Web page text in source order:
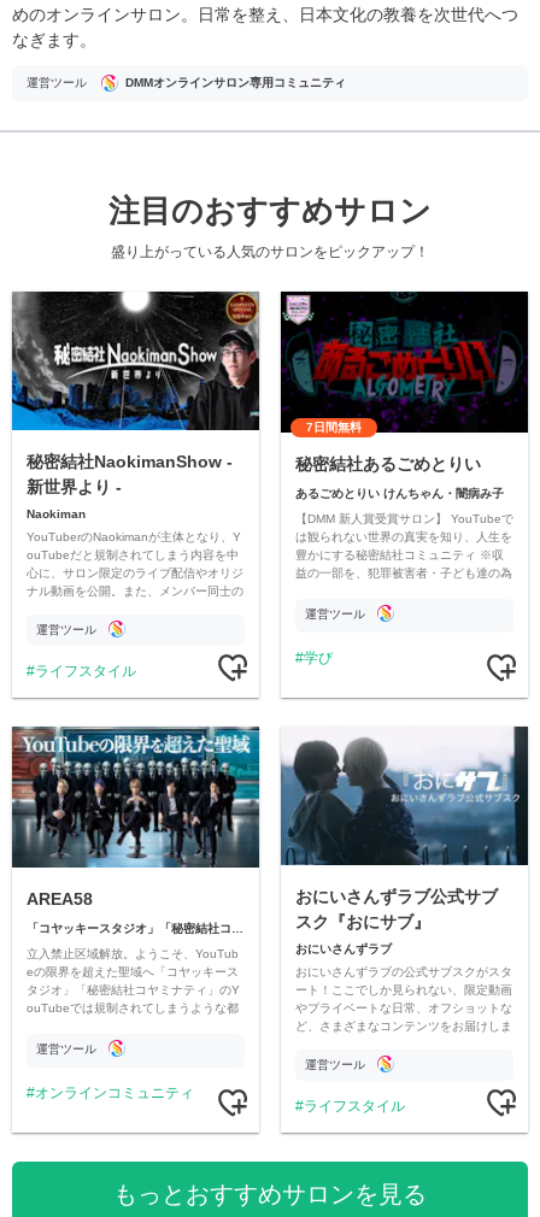
めのオンラインサロン。日常を整え、日本文化の教養を次世代へつ
なぎます。
運営ツール DMMオンラインサロン専用コミュニティ
注目のおすすめサロン
盛り上がっている人気のサロンをピックアップ！
秘密結社NaokimanShow -
新世界より -
Naokiman
YouTuberのNaokimanが主体となり、Y
ouTubeだと規制されてしまう内容を中
心に、サロン限定のライブ配信やオリジ
ナル動画を公開。また、メンバー同士の
ただいています。
運営ツール
ライフスタイル
7日間無料
秘密結社あるごめとりい
あるごめとりい けんちゃん・闇病み子
【DMM 新人賞受賞サロン】 YouTubeで
は観られない世界の真実を知り、人生を
豊かにする秘密結社コミュニティ ※収
益の一部を、犯罪被害者・子ども達の為
す運営ツール
学び
AREA58
立入禁止区域解放。ようこそ、YouTub
eの限界を超えた聖域へ「コヤッキース
タジオ」「秘密結社コヤミナティ」のY
ouTubeでは規制されてしまうような都
公開。
運営ツール
オンラインコミュニティ
おにいさんずラブ公式サブ
スク『おにサブ』
おにいさんずラブ
おにいさんずラブの公式サブスクがスタ
ート！ここでしか見られない、限定動画
やプライベートな日常、オフショットな
ど、さまざまなコンテンツをお届けしま
運営ツール
ライフスタイル
もっとおすすめサロンを見る